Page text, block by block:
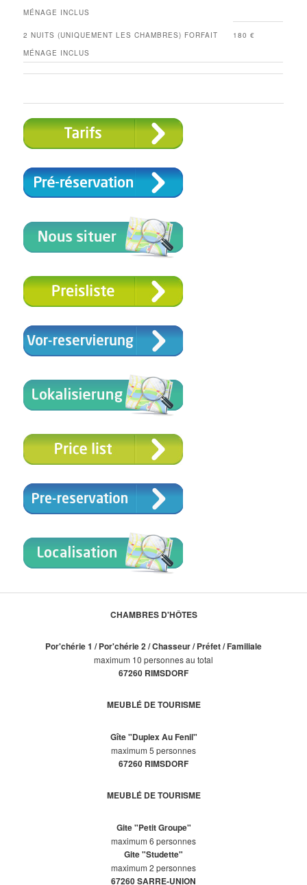
MÉNAGE INCLUS
2 NUITS (UNIQUEMENT LES CHAMBRES) FORFAIT
MÉNAGE INCLUS
180 €
CHAMBRES D'HÔTES
Por'chérie 1 / Por'chérie 2 / Chasseur / Préfet / Familiale
maximum 10 personnes au total
67260 RIMSDORF
MEUBLÉ DE TOURISME
Gîte "Duplex Au Fenil"
maximum 5 personnes
67260 RIMSDORF
MEUBLÉ DE TOURISME
Gite "Petit Groupe"
maximum 6 personnes
Gite "Studette"
maximum 2 personnes
67260 SARRE-UNION